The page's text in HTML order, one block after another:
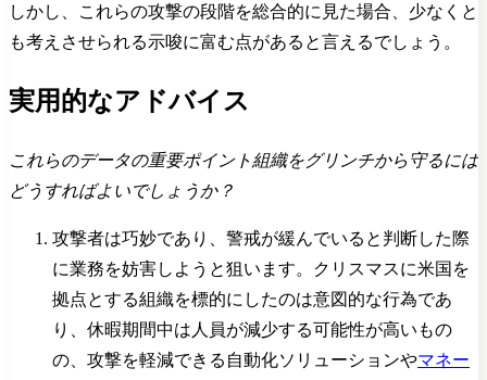
しかし、これらの攻撃の段階を総合的に見た場合、少なくと
も考えさせられる示唆に富む点があると言えるでしょう。
実用的なアドバイス
これらのデータの重要ポイント組織をグリンチから守るには
どうすればよいでしょうか？
攻撃者は巧妙であり、警戒が緩んでいると判断した際
に業務を妨害しようと狙います。クリスマスに米国を
拠点とする組織を標的にしたのは意図的な行為であ
り、休暇期間中は人員が減少する可能性が高いもの
の、攻撃を軽減できる自動化ソリューションやマネー